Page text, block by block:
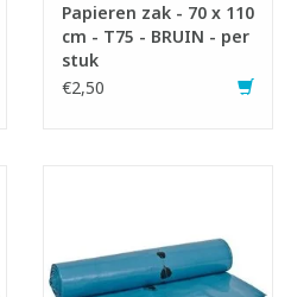
Papieren zak - 70 x 110
cm - T75 - BRUIN - per
stuk
€2,50